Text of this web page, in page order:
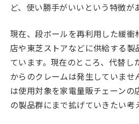
ど、使い勝手がいいという特徴が
現在、段ボールを再利用した緩衝
店や東芝ストアなどに供給する製
ています。現在のところ、代替し
からのクレームは発生していませ
は使用対象を家電量販チェーンの
の製品群にまで拡げていきたい考